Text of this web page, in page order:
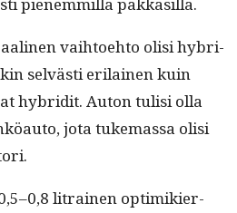
vai­h­toe­hto olisi hybri­
selvästi eri­lainen kuin
hybrid­it. Auton tulisi olla
jota tuke­mas­sa olisi
litrainen opti­mikier­